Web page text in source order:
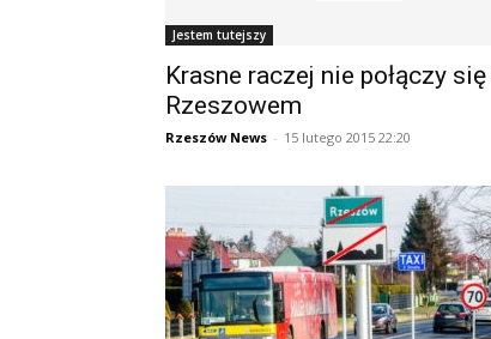
Jestem tutejszy
Krasne raczej nie połączy się
Rzeszowem
Rzeszów News - 15 lutego 2015 22:20